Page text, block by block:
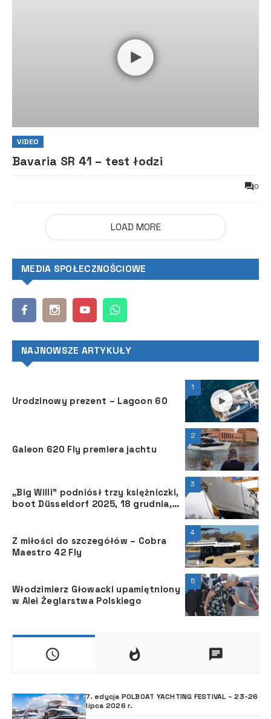
VIDEO
Bavaria SR 41 – test łodzi
0
LOAD MORE
MEDIA SPOŁECZNOŚCIOWE
NAJNOWSZE ARTYKUŁY
1
Urodzinowy prezent – Lagoon 60
2
Galeon 620 Fly premiera jachtu
3
„Big Willi” podniósł trzy księżniczki,
boot Düsseldorf 2025, 18 grudnia,
4
Z miłości do szczegółów – Cobra
Maestro 42 Fly
5
Włodzimierz Głowacki upamiętniony
w Alei Żeglarstwa Polskiego
7. edycja POLBOAT YACHTING FESTIVAL – 23-26
lipca 2026 r.